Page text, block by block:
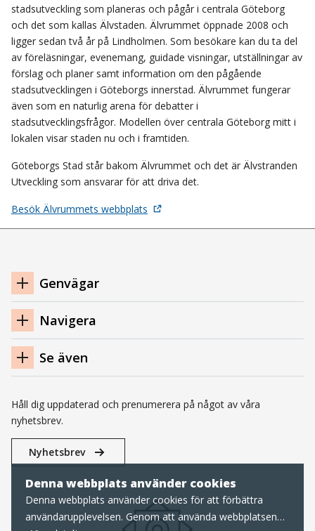
Denna webbplats använder cookies
Denna webbplats använder cookies för att förbättra
användarupplevelsen. Genom att använda webbplatsen
stadsutveckling som planeras och pågår i centrala Göteborg
och det som kallas Älvstaden. Älvrummet öppnade 2008 och
ligger sedan två år på Lindholmen. Som besökare kan du ta del
av föreläsningar, evenemang, guidade visningar, utställningar av
förslag och planer samt information om den pågående
stadsutvecklingen i Göteborgs innerstad. Älvrummet fungerar
även som en naturlig arena för debatter i
stadsutvecklingsfrågor. Modellen över centrala Göteborg mitt i
lokalen visar staden nu och i framtiden.
Göteborgs Stad står bakom Älvrummet och det är Älvstranden
Utveckling som ansvarar för att driva det.
Besök Älvrummets webbplats
Navigation
sidfot
Genvägar
Navigera
Se även
Håll dig uppdaterad och prenumerera på något av våra
nyhetsbrev.
Nyhetsbrev